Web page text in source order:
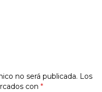
no será publicada. Los
con *